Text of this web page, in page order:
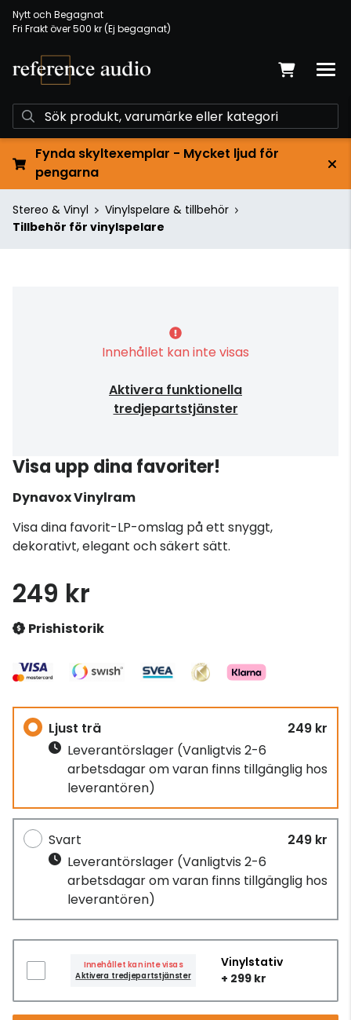
Nytt och Begagnat
Fri Frakt över 500 kr (Ej begagnat)
Fynda skyltexemplar - Mycket ljud för
pengarna
Stereo & Vinyl
Vinylspelare & tillbehör
Tillbehör för vinylspelare
Innehållet kan inte visas
Aktivera funktionella
tredjepartstjänster
Visa upp dina favoriter!
DynavoxVinylram
Visa dina favorit-LP-omslag på ett snyggt,
dekorativt, elegant och säkert sätt.
249 kr
Prishistorik
Ljust trä
249 kr
Leverantörslager (Vanligtvis 2-6
arbetsdagar om varan finns tillgänglig hos
leverantören)
Svart
249 kr
Leverantörslager (Vanligtvis 2-6
arbetsdagar om varan finns tillgänglig hos
leverantören)
Innehållet kan inte visas
Aktivera tredjepartstjänster
Vinylstativ
+ 299 kr